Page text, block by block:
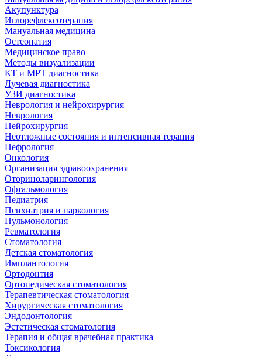
Акупунктура
Иглорефлексотерапия
Мануальная медицина
Остеопатия
Медицинское право
Методы визуализации
КТ и МРТ диагностика
Лучевая диагностика
УЗИ диагностика
Неврология и нейрохирургия
Неврология
Нейрохирургия
Неотложные состояния и интенсивная терапия
Нефрология
Онкология
Организация здравоохранения
Оториноларингология
Офтальмология
Педиатрия
Психиатрия и наркология
Пульмонология
Ревматология
Стоматология
Детская стоматология
Имплантология
Ортодонтия
Ортопедическая стоматология
Терапевтическая стоматология
Хирургическая стоматология
Эндодонтология
Эстетическая стоматология
Терапия и общая врачебная практика
Токсикология